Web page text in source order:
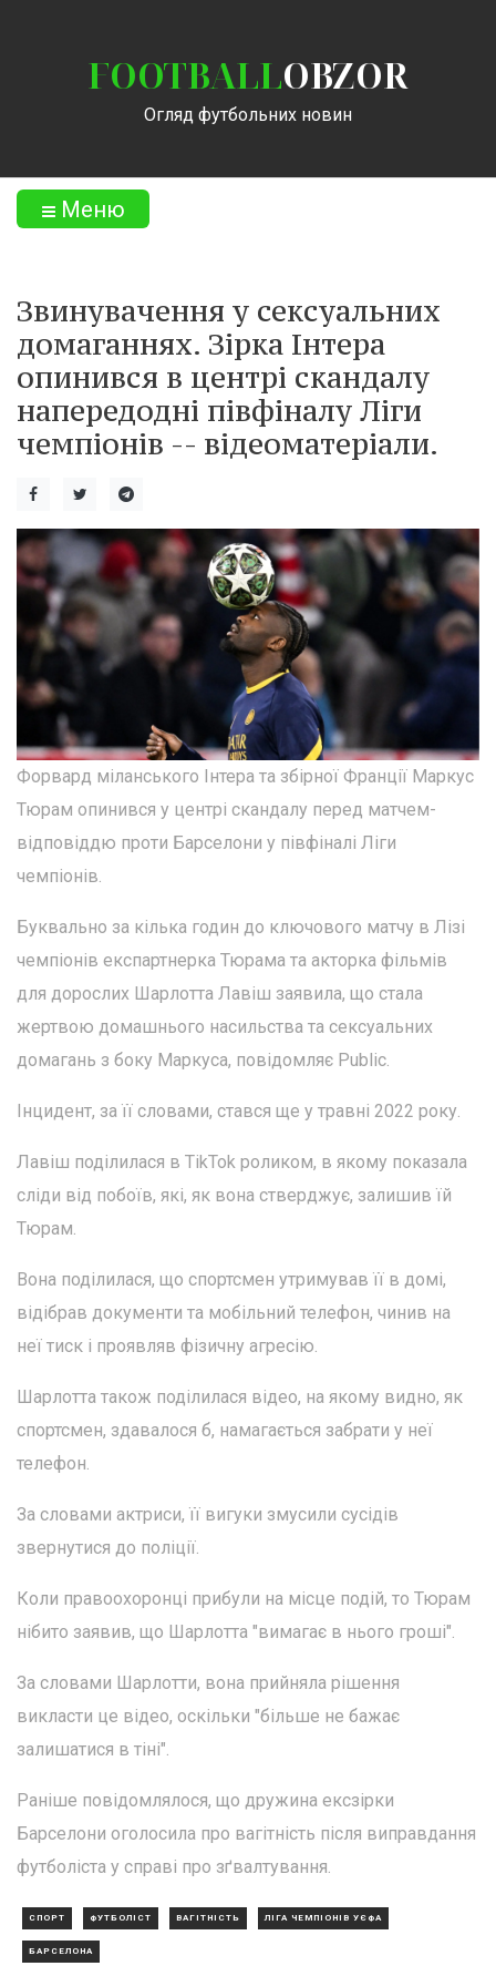
FOOTBALLOBZOR
Огляд футбольних новин
Меню
Звинувачення у сексуальних
домаганнях. Зірка Інтера
опинився в центрі скандалу
напередодні півфіналу Ліги
чемпіонів -- відеоматеріали.
Форвард міланського Інтера та збірної Франції Маркус
Тюрам опинився у центрі скандалу перед матчем-
відповіддю проти Барселони у півфіналі Ліги
чемпіонів.
Буквально за кілька годин до ключового матчу в Лізі
чемпіонів експартнерка Тюрама та акторка фільмів
для дорослих Шарлотта Лавіш заявила, що стала
жертвою домашнього насильства та сексуальних
домагань з боку Маркуса, повідомляє Public.
Інцидент, за її словами, стався ще у травні 2022 року.
Лавіш поділилася в TikTok роликом, в якому показала
сліди від побоїв, які, як вона стверджує, залишив їй
Тюрам.
Вона поділилася, що спортсмен утримував її в домі,
відібрав документи та мобільний телефон, чинив на
неї тиск і проявляв фізичну агресію.
Шарлотта також поділилася відео, на якому видно, як
спортсмен, здавалося б, намагається забрати у неї
телефон.
За словами актриси, її вигуки змусили сусідів
звернутися до поліції.
Коли правоохоронці прибули на місце подій, то Тюрам
нібито заявив, що Шарлотта "вимагає в нього гроші".
За словами Шарлотти, вона прийняла рішення
викласти це відео, оскільки "більше не бажає
залишатися в тіні".
Раніше повідомлялося, що дружина ексзірки
Барселони оголосила про вагітність після виправдання
футболіста у справі про зґвалтування.
СПОРТ ФУТБОЛІСТ ВАГІТНІСТЬ ЛІГА ЧЕМПІОНІВ УЄФА
БАРСЕЛОНА